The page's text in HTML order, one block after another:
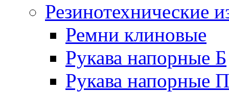
Резинотехнические
Ремни клиновые
Рукава напорные Б
Рукава напорные П